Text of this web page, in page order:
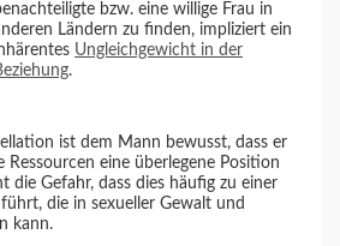
bzw. eine willige Frau in
Ländern zu finden, impliziert ein
Ungleichgewicht in der
.
ist dem Mann bewusst, dass er
Ressourcen eine überlegene Position
die Gefahr, dass dies häufig zu einer
die in sexueller Gewalt und
kann.